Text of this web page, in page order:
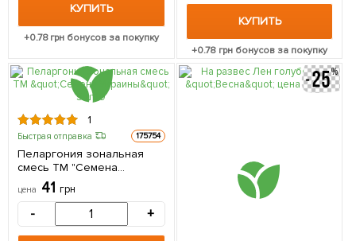
КУПИТЬ
+0.78грн бонусов за покупку
КУПИТЬ
+0.78 грн бонусов за покупку
1
Быстрая отправка 175754
Пеларгония зональная
смесь ТМ "Семена
Украины" 5шт
цена 41 грн
- +